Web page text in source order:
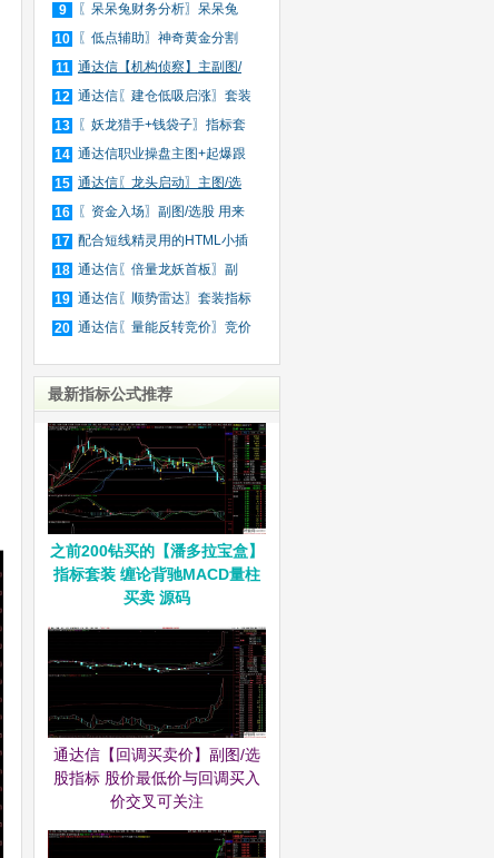
力
9
〖呆呆兔财务分析〗呆呆兔
F10
10
〖低点辅助〗神奇黄金分割
+趋
11 通达信【机构侦察】主副图/
选
12 通达信〖建仓低吸启涨〗套装
指
13
〖妖龙猎手+钱袋子〗指标套
装
14 通达信职业操盘主图+起爆跟
庄
15 通达信〖龙头启动〗主图/选
股
16
〖资金入场〗副图/选股 用来
抓
17 配合短线精灵用的HTML小插
件
18 通达信〖倍量龙妖首板〗副
图/
19 通达信〖顺势雷达〗套装指标
20 通达信〖量能反转竞价〗竞价
最新指标公式推荐
之前200钻买的【潘多拉宝盒】
指标套装 缠论背驰MACD量柱
买卖 源码
通达信【回调买卖价】副图/选
股指标 股价最低价与回调买入
价交叉可关注